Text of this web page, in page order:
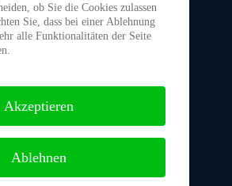
ob Sie die Cookies zulassen
Sie, dass bei einer Ablehnung
alle Funktionalitäten der Seite
Akzeptieren
Ablehnen